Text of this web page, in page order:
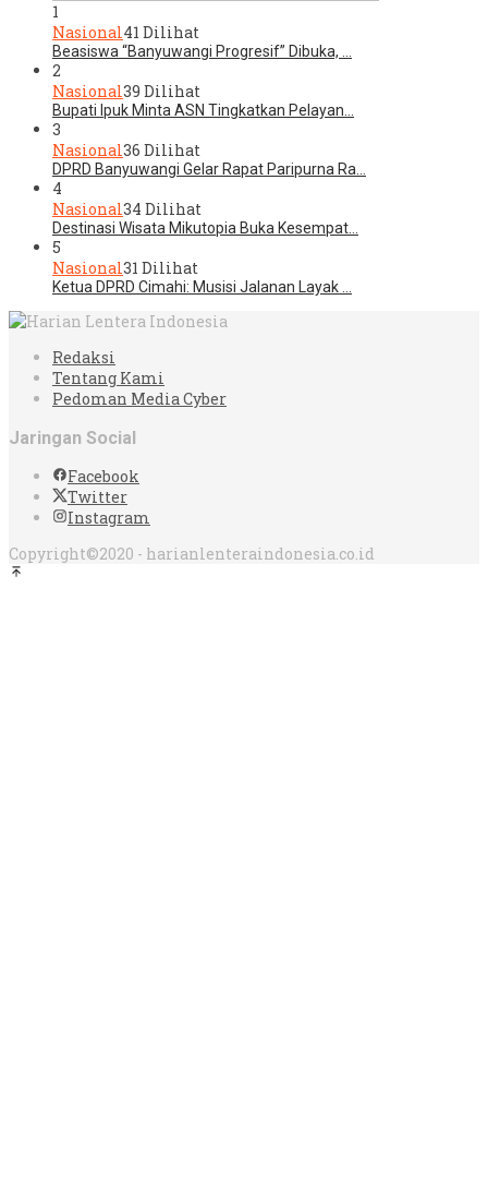
1
Nasional41 Dilihat
Beasiswa “Banyuwangi Progresif” Dibuka, …
2
Nasional39 Dilihat
Bupati Ipuk Minta ASN Tingkatkan Pelayan…
3
Nasional36 Dilihat
DPRD Banyuwangi Gelar Rapat Paripurna Ra…
4
Nasional34 Dilihat
Destinasi Wisata Mikutopia Buka Kesempat…
5
Nasional31 Dilihat
Ketua DPRD Cimahi: Musisi Jalanan Layak …
Redaksi
Tentang Kami
Pedoman Media Cyber
Jaringan Social
Facebook
Twitter
Instagram
Copyright©2020 - harianlenteraindonesia.co.id